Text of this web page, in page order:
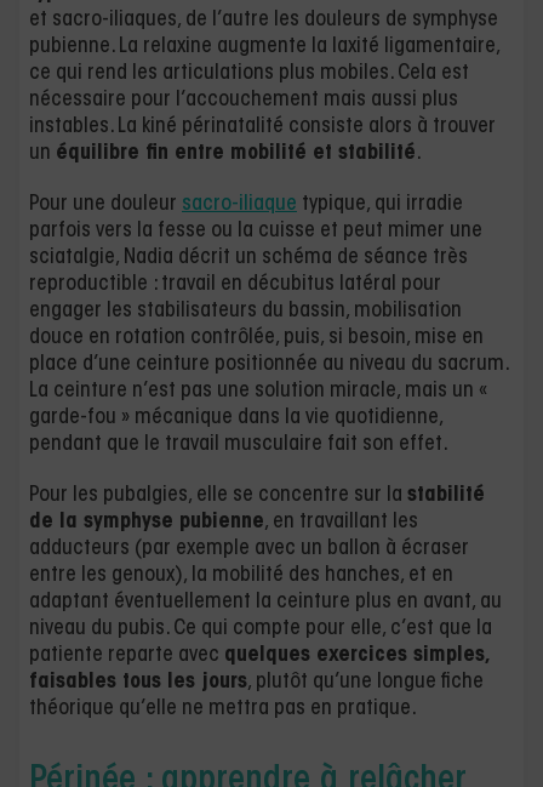
et sacro-iliaques, de l’autre les douleurs de symphyse
pubienne. La relaxine augmente la laxité ligamentaire,
ce qui rend les articulations plus mobiles. Cela est
nécessaire pour l’accouchement mais aussi plus
instables. La kiné périnatalité consiste alors à trouver
un équilibre fin entre mobilité et stabilité.
Pour une douleur sacro-iliaque typique, qui irradie
parfois vers la fesse ou la cuisse et peut mimer une
sciatalgie, Nadia décrit un schéma de séance très
reproductible : travail en décubitus latéral pour
engager les stabilisateurs du bassin, mobilisation
douce en rotation contrôlée, puis, si besoin, mise en
place d’une ceinture positionnée au niveau du sacrum.
La ceinture n’est pas une solution miracle, mais un «
garde-fou » mécanique dans la vie quotidienne,
pendant que le travail musculaire fait son effet.
Pour les pubalgies, elle se concentre sur la stabilité
de la symphyse pubienne, en travaillant les
adducteurs (par exemple avec un ballon à écraser
entre les genoux), la mobilité des hanches, et en
adaptant éventuellement la ceinture plus en avant, au
niveau du pubis. Ce qui compte pour elle, c’est que la
patiente reparte avec quelques exercices simples,
faisables tous les jours, plutôt qu’une longue fiche
théorique qu’elle ne mettra pas en pratique.